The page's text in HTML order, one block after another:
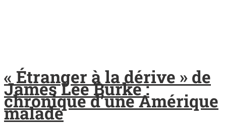
« Étranger à la dérive » de
James Lee Burke :
chronique d’une Amérique
malade